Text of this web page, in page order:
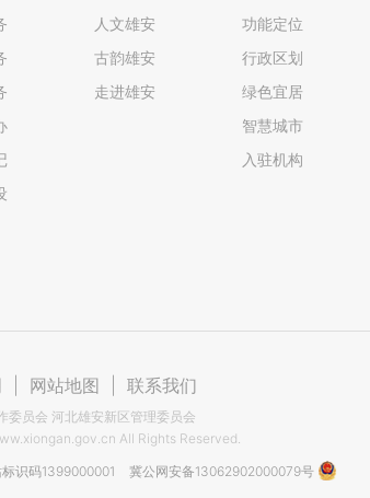
人文雄安
古韵雄安
走进雄安
功能定位
行政区划
绿色宜居
智慧城市
入驻机构
网站地图 联系我们
委员会 河北雄安新区管理委员会
All Rights Reserved.
标识码1399000001 冀公网安备13062902000079号